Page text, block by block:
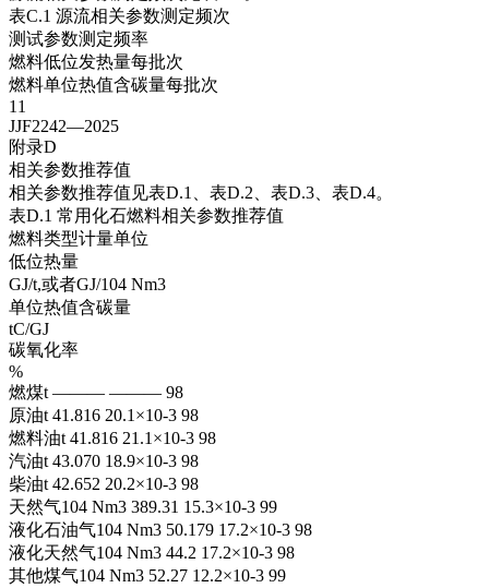
表C.1 源流相关参数测定频次
测试参数测定频率
燃料低位发热量每批次
燃料单位热值含碳量每批次
11
JJF2242—2025
附录D
相关参数推荐值
相关参数推荐值见表D.1、表D.2、表D.3、表D.4。
表D.1 常用化石燃料相关参数推荐值
燃料类型计量单位
低位热量
GJ/t,或者GJ/104 Nm3
单位热值含碳量
tC/GJ
碳氧化率
%
燃煤t ——— ——— 98
原油t 41.816 20.1×10-3 98
燃料油t 41.816 21.1×10-3 98
汽油t 43.070 18.9×10-3 98
柴油t 42.652 20.2×10-3 98
天然气104 Nm3 389.31 15.3×10-3 99
液化石油气104 Nm3 50.179 17.2×10-3 98
液化天然气104 Nm3 44.2 17.2×10-3 98
其他煤气104 Nm3 52.27 12.2×10-3 99